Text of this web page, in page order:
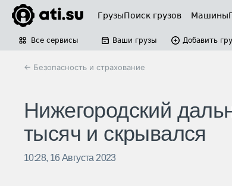
ГрузыПоиск грузов Машины
Все сервисы Ваши грузы Добавить
← Безопасность и страхование
Нижегородский
тысяч и скрывался
10:28, 16 Августа 2023